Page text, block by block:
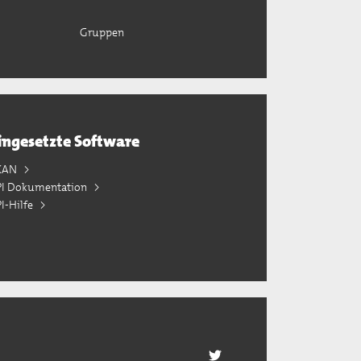
Gruppen
Software
Dokumentation
Hilfe